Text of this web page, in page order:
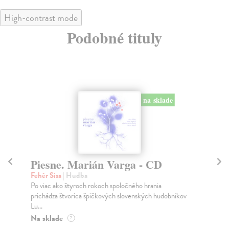
High-contrast mode
Podobné tituly
na sklade
Piesne. Marián Varga - CD
Fehér Sisa| Hudba
Po viac ako štyroch rokoch spoločného hrania
prichádza štvorica špičkových slovenských hudobníkov
Lu...
Na sklade ?